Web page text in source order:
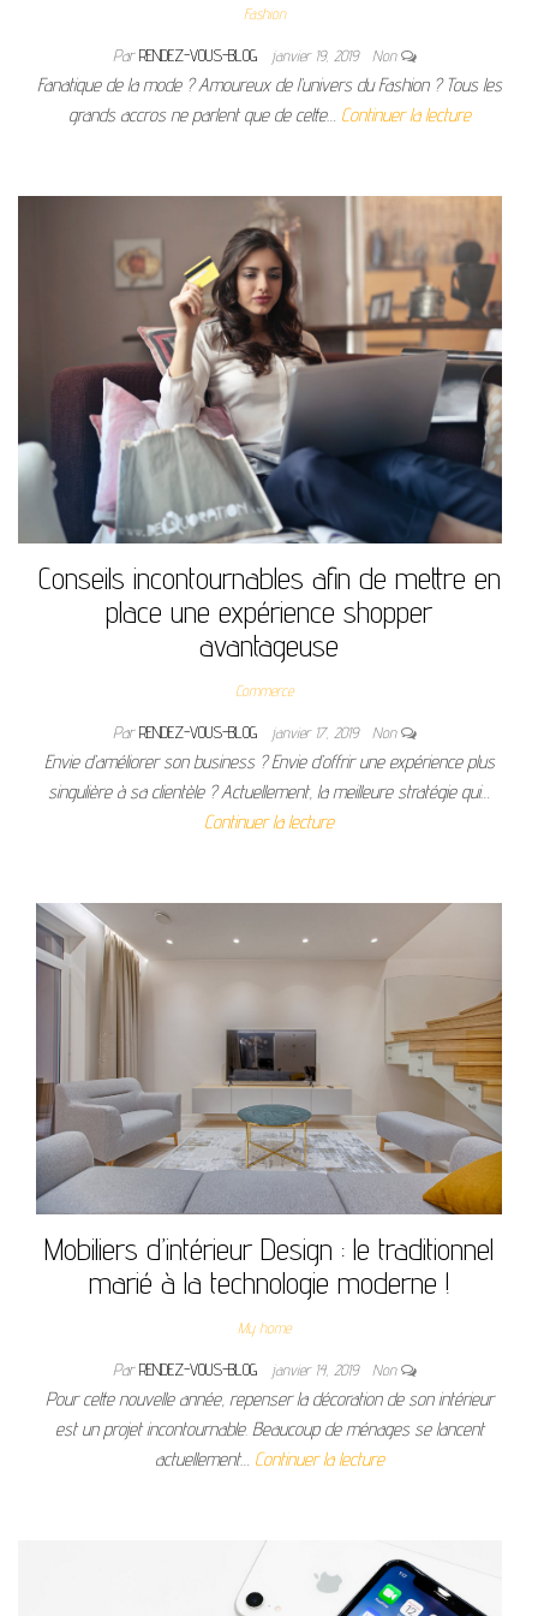
Fashion
ParRENDEZ-VOUS-BLOG janvier 19, 2019 Non
Fanatique de la mode ? Amoureux de l’univers du Fashion ? Tous les
grands accros ne parlent que de cette… Continuer la lecture
Conseils incontournables afin de mettre en
place une expérience shopper
avantageuse
Commerce
ParRENDEZ-VOUS-BLOG janvier 17, 2019 Non
Envie d’améliorer son business ? Envie d’offrir une expérience plus
singulière à sa clientèle ? Actuellement, la meilleure stratégie qui…
Continuer la lecture
Mobiliers d’intérieur Design : le traditionnel
marié à la technologie moderne !
My home
ParRENDEZ-VOUS-BLOG janvier 14, 2019 Non
Pour cette nouvelle année, repenser la décoration de son intérieur
est un projet incontournable. Beaucoup de ménages se lancent
actuellement… Continuer la lecture